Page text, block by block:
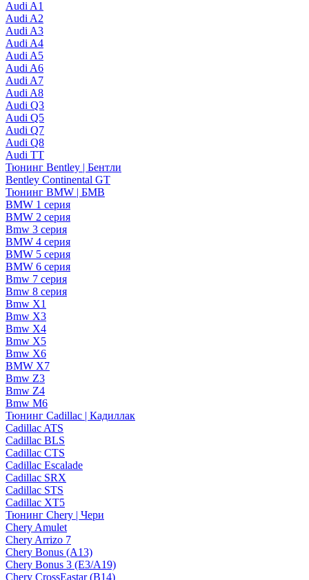
Audi A1
Audi A2
Audi A3
Audi A4
Audi A5
Audi A6
Audi A7
Audi A8
Audi Q3
Audi Q5
Audi Q7
Audi Q8
Audi TT
Тюнинг Bentley | Бентли
Bentley Continental GT
Тюнинг BMW | БМВ
BMW 1 серия
BMW 2 серия
Bmw 3 серия
BMW 4 серия
BMW 5 серия
BMW 6 серия
Bmw 7 серия
Bmw 8 серия
Bmw X1
Bmw X3
Bmw X4
Bmw X5
Bmw X6
BMW X7
Bmw Z3
Bmw Z4
Bmw М6
Тюнинг Cadillac | Кадиллак
Cadillac ATS
Cadillac BLS
Cadillac CTS
Cadillac Escalade
Cadillac SRX
Cadillac STS
Cadillac XT5
Тюнинг Chery | Чери
Chery Amulet
Chery Arrizo 7
Chery Bonus (A13)
Chery Bonus 3 (E3/A19)
Chery CrossEastar (B14)